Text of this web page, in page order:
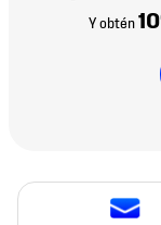
Y obtén